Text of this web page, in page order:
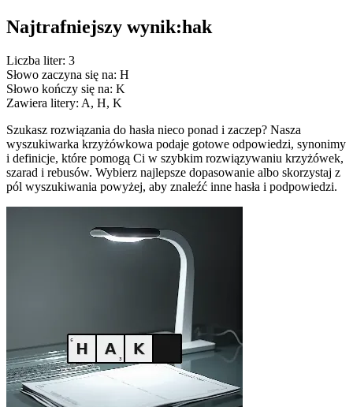
Najtrafniejszy wynik:hak
Liczba liter: 3
Słowo zaczyna się na: H
Słowo kończy się na: K
Zawiera litery: A, H, K
Szukasz rozwiązania do hasła nieco ponad i zaczep? Nasza
wyszukiwarka krzyżówkowa podaje gotowe odpowiedzi, synonimy
i definicje, które pomogą Ci w szybkim rozwiązywaniu krzyżówek,
szarad i rebusów. Wybierz najlepsze dopasowanie albo skorzystaj z
pól wyszukiwania powyżej, aby znaleźć inne hasła i podpowiedzi.